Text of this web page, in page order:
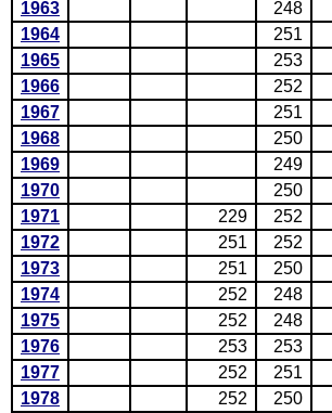
1963
248
1964
251
1965
253
1966
252
1967
251
1968
250
1969
249
1970
250
1971
229 252
1972
251 252
1973
251 250
1974
252 248
1975
252 248
1976
253 253
1977
252 251
1978
252 250